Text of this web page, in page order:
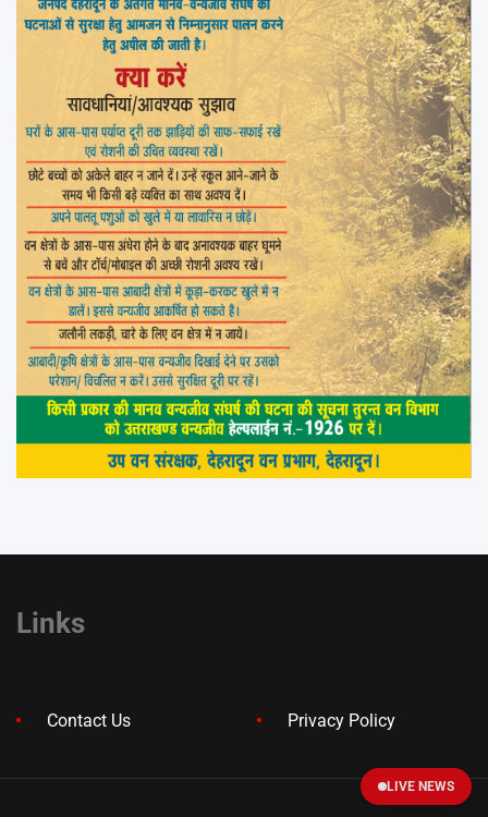
Links
Contact Us Privacy Policy
LIVE NEWS